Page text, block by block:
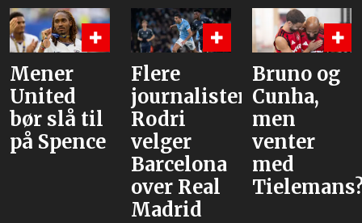
Mener
United
bør slå til
på Spence
Flere
journalister:
Rodri
velger
Barcelona
over Real
Madrid
Bruno og
Cunha,
men
venter
med